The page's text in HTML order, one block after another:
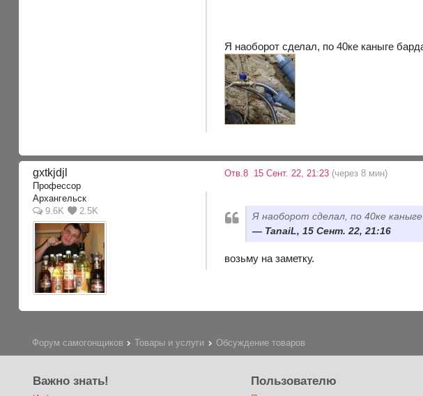
Я наоборот сделал, по 40ке каныге
gxtkjdjl
Профессор
Архангельск
9.6K
2.5K
Отв.8 15 Сент. 22, 21:23 (через 8 мин)
Я наоборот сделал, по 40ке
TanaiL, 15 Сент. 22, 21:16
возьму на заметку.
Форум самогонщиков Товары и услуги Обсуждение товаров
Важно знать! Пользователю